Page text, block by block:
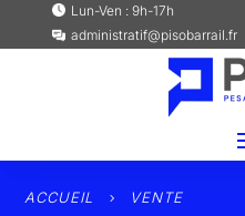
Lun-Ven : 9h-17h
administratif@pisobarrail.fr
ACCUEIL 5 VENTE